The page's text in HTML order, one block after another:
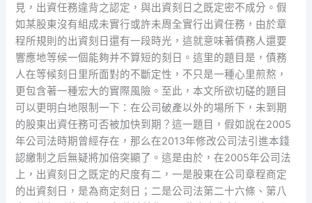
見，出資任務違背之認定，與出資刻日之既定密不成分。假
如某股東沒有組成未實行或許未周全實行出資任務，由於章
程所規則的出資刻日還有一段時光，這就意味著債務人還要
響應地等候一個能夠并不算短的刻日。這里的題目是，債務
人在等候刻日里所面對的不斷定性，不只是一種心里煎熬，
更包含著一種宏大的實際風險。至此，本文所欲切磋的題目
可以更明白地限制一下：在公司破產以外的場所下，未到期
的股東出資任務可否被加快到期？這一題目，假如說在2005
年公司法時期曾經存在，那么在2013年修改公司法引進本錢
認繳制之后無疑將加倍突顯了。這是由於，在2005年公司法
上，出資刻日之既定的尺度有二，一是股東在公司章程商定
的出資刻日，是為商定刻日；二是公司法第二十六條、第八